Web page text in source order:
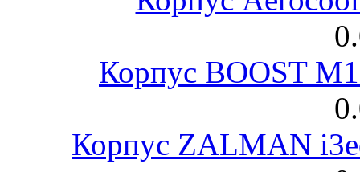
Корпус BOOST
Корпус ZALMAN